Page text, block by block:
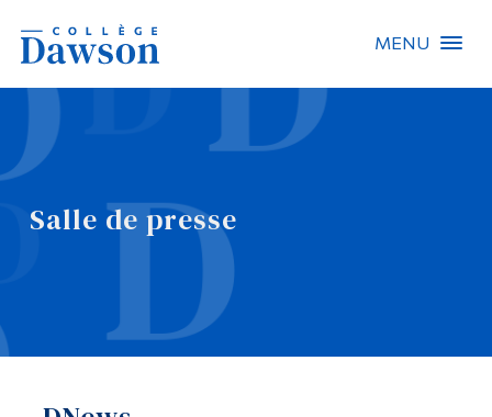
MENU
Salle de presse
Recherche sur le site
Recherche de personnes
EN
Omnivox